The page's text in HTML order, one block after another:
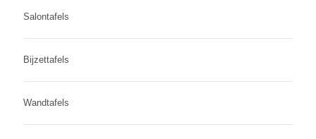
Salontafels
Bijzettafels
Wandtafels